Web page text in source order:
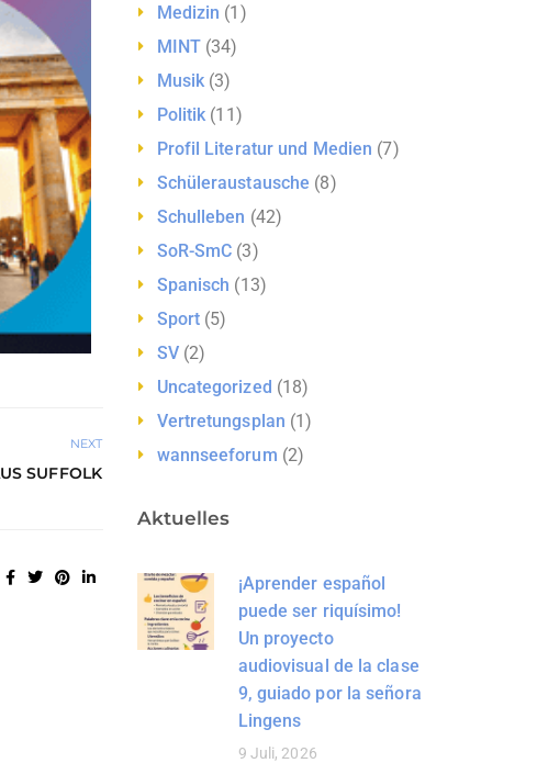
NEXT
SUFFOLK
Medizin (1)
MINT(34)
Musik (3)
Politik (11)
Profil Literatur und Medien (7)
Schüleraustausche (8)
Schulleben (42)
SoR-SmC (3)
Spanisch (13)
Sport (5)
SV(2)
Uncategorized (18)
Vertretungsplan (1)
wannseeforum (2)
Aktuelles
¡Aprender español
puede ser riquísimo!
Un proyecto
audiovisual de la clase
9, guiado por la señora
Lingens
9 Juli, 2026